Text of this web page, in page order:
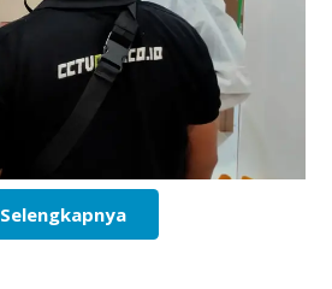
Selengkapnya